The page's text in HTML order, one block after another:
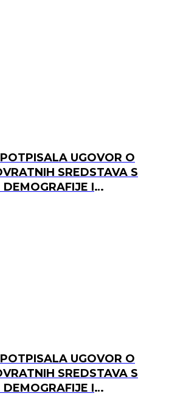
UGOVOR O
SREDSTAVA S
I
IGRALIŠTA U
UGOVOR O
SREDSTAVA S
I